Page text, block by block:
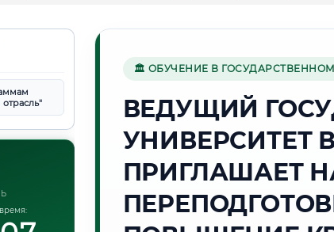
🏛 ОБУЧЕНИЕ В
ВЕДУЩИЙ
УНИВЕРСИТЕТ
ПРИГЛАШАЕТ